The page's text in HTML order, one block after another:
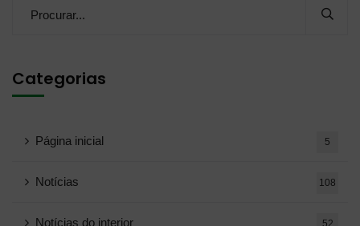
Categorias
Página inicial 5
Notícias 108
Notícias do interior 52